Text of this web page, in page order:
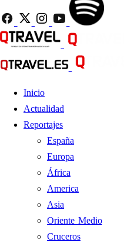
Inicio
Actualidad
Reportajes
España
Europa
África
America
Asia
Oriente Medio
Cruceros